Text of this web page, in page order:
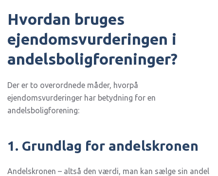
Hvordan bruges
ejendomsvurderingen i
andelsboligforeninger?
Der er to overordnede måder, hvorpå
ejendomsvurderinger har betydning for en
andelsboligforening:
1. Grundlag for andelskronen
Andelskronen – altså den værdi, man kan sælge sin andel